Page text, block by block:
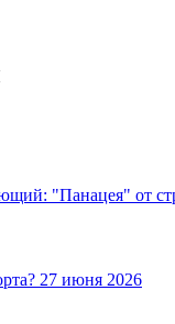
"Панацея" от
27 июня 2026